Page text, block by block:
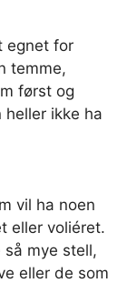
egnet for
temme,
først og
heller ikke ha
vil ha noen
eller voliéret.
så mye stell,
eller de som